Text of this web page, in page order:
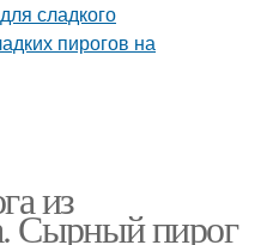
Пирог со сладкой
начинкой
из
Сырный пирог